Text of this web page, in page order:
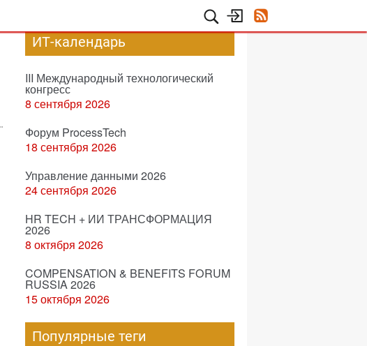
ИТ-календарь
III Международный технологический
конгресс
8 сентября 2026
Форум ProcessTech
18 сентября 2026
Управление данными 2026
24 сентября 2026
HR TECH + ИИ ТРАНСФОРМАЦИЯ
2026
8 октября 2026
COMPENSATION & BENEFITS FORUM
RUSSIA 2026
15 октября 2026
Популярные теги